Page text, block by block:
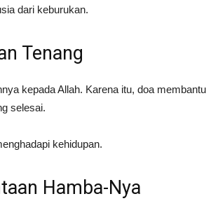
dari keburukan.
Tenang
kepada Allah. Karena itu, doa membantu
selesai.
kehidupan.
Hamba-Nya